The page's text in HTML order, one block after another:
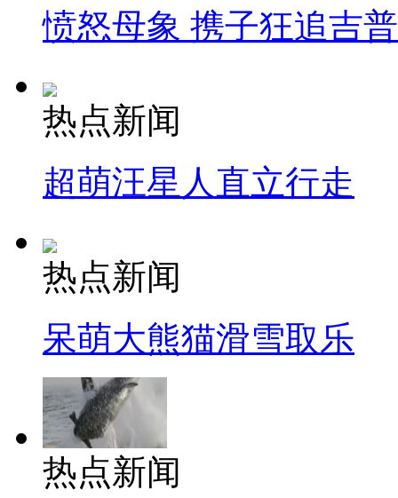
愤怒母象 携子狂追吉
热点新闻
超萌汪星人直立行走
热点新闻
呆萌大熊猫滑雪取乐
热点新闻